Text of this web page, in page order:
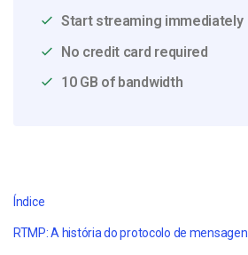
Start streaming immediately
No credit card required
10 GB of bandwidth
Índice
RTMP: A história do protocolo de